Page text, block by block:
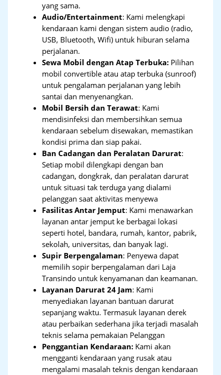
yang sama.
Audio/Entertainment: Kami melengkapi
kendaraan kami dengan sistem audio (radio,
USB, Bluetooth, Wifi) untuk hiburan selama
perjalanan.
Sewa Mobil dengan Atap Terbuka: Pilihan
mobil convertible atau atap terbuka (sunroof)
untuk pengalaman perjalanan yang lebih
santai dan menyenangkan.
Mobil Bersih dan Terawat: Kami
mendisinfeksi dan membersihkan semua
kendaraan sebelum disewakan, memastikan
kondisi prima dan siap pakai.
Ban Cadangan dan Peralatan Darurat:
Setiap mobil dilengkapi dengan ban
cadangan, dongkrak, dan peralatan darurat
untuk situasi tak terduga yang dialami
pelanggan saat aktivitas menyewa
Fasilitas Antar Jemput: Kami menawarkan
layanan antar jemput ke berbagai lokasi
seperti hotel, bandara, rumah, kantor, pabrik,
sekolah, universitas, dan banyak lagi.
Supir Berpengalaman: Penyewa dapat
memilih sopir berpengalaman dari Laja
Transindo untuk kenyamanan dan keamanan.
Layanan Darurat 24 Jam: Kami
menyediakan layanan bantuan darurat
sepanjang waktu. Termasuk layanan derek
atau perbaikan sederhana jika terjadi masalah
teknis selama pemakaian Pelanggan
Penggantian Kendaraan: Kami akan
mengganti kendaraan yang rusak atau
mengalami masalah teknis dengan kendaraan